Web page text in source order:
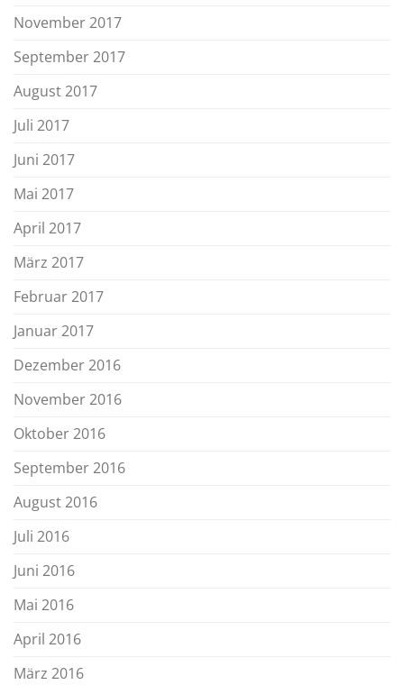
November 2017
September 2017
August 2017
Juli 2017
Juni 2017
Mai 2017
April 2017
März 2017
Februar 2017
Januar 2017
Dezember 2016
November 2016
Oktober 2016
September 2016
August 2016
Juli 2016
Juni 2016
Mai 2016
April 2016
März 2016